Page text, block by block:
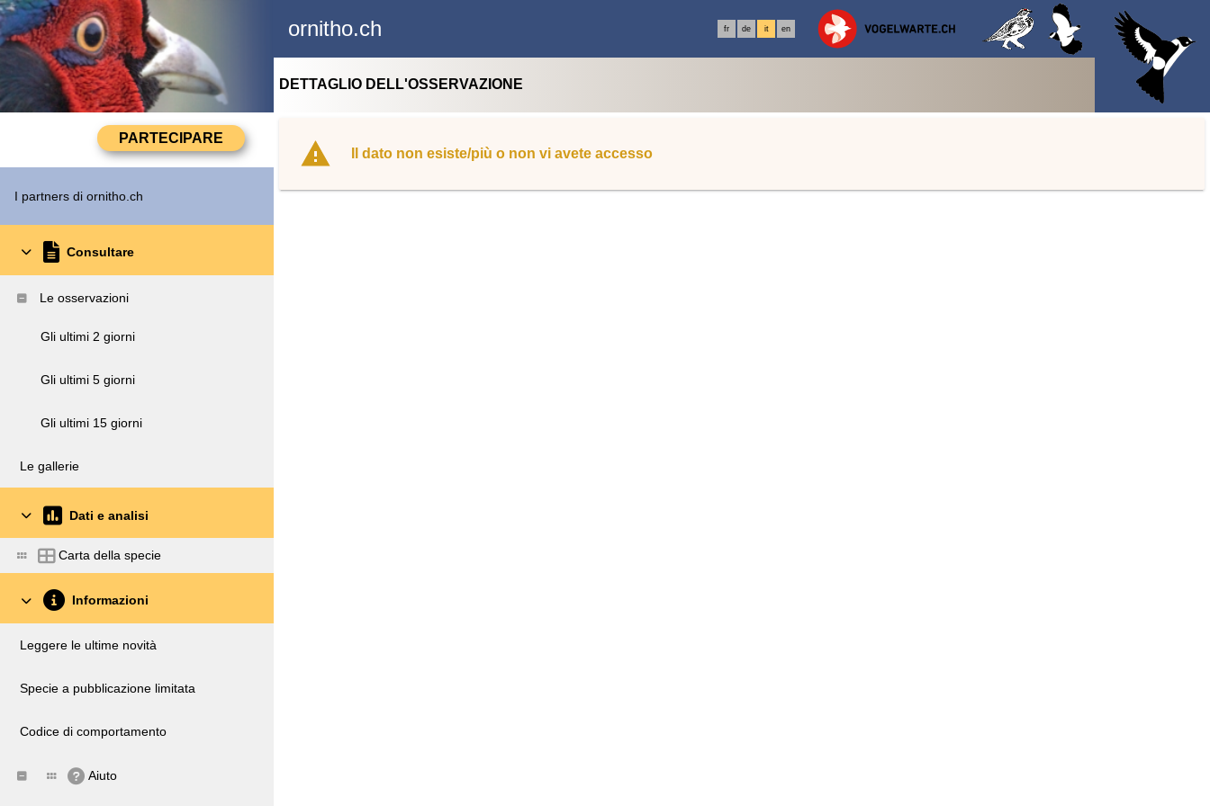
ornitho.ch fr de it en
I partners di ornitho.ch
Consultare
Le osservazioni
Gli ultimi 2 giorni
Gli ultimi 5 giorni
Gli ultimi 15 giorni
Le gallerie
Dati e analisi
Carta della specie
Informazioni
Leggere le ultime novità
Specie a pubblicazione limitata
Codice di comportamento
Aiuto
DETTAGLIO DELL'OSSERVAZIONE
Il dato non esiste/più o non vi avete accesso